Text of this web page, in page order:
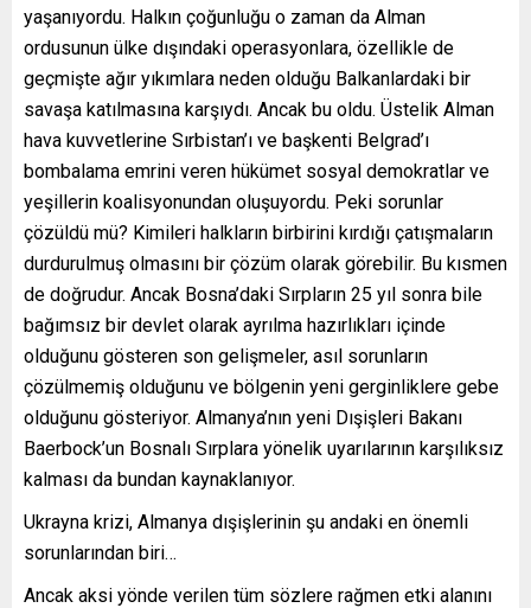
yaşanıyordu. Halkın çoğunluğu o zaman da Alman
ordusunun ülke dışındaki operasyonlara, özellikle de
geçmişte ağır yıkımlara neden olduğu Balkanlardaki bir
savaşa katılmasına karşıydı. Ancak bu oldu. Üstelik Alman
hava kuvvetlerine Sırbistan’ı ve başkenti Belgrad’ı
bombalama emrini veren hükümet sosyal demokratlar ve
yeşillerin koalisyonundan oluşuyordu. Peki sorunlar
çözüldü mü? Kimileri halkların birbirini kırdığı çatışmaların
durdurulmuş olmasını bir çözüm olarak görebilir. Bu kısmen
de doğrudur. Ancak Bosna’daki Sırpların 25 yıl sonra bile
bağımsız bir devlet olarak ayrılma hazırlıkları içinde
olduğunu gösteren son gelişmeler, asıl sorunların
çözülmemiş olduğunu ve bölgenin yeni gerginliklere gebe
olduğunu gösteriyor. Almanya’nın yeni Dışişleri Bakanı
Baerbock’un Bosnalı Sırplara yönelik uyarılarının karşılıksız
kalması da bundan kaynaklanıyor.
Ukrayna krizi, Almanya dışişlerinin şu andaki en önemli
sorunlarından biri…
Ancak aksi yönde verilen tüm sözlere rağmen etki alanını